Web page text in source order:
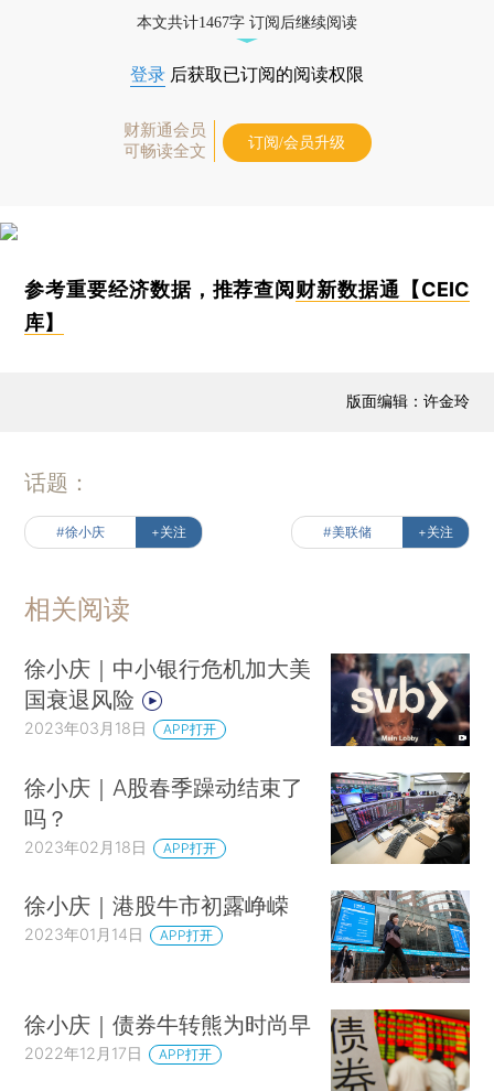
本文共计1467字 订阅后继续阅读
登录 后获取已订阅的阅读权限
财新通会员
可畅读全文
订阅/会员升级
参考重要经济数据，推荐查阅财新数据通【CEIC
库】
版面编辑：许金玲
话题：
#徐小庆 +关注 #美联储 +关注
相关阅读
徐小庆｜中小银行危机加大美
国衰退风险
2023年03月18日 APP打开
徐小庆｜A股春季躁动结束了
吗？
2023年02月18日 APP打开
徐小庆｜港股牛市初露峥嵘
2023年01月14日 APP打开
徐小庆｜债券牛转熊为时尚早
2022年12月17日 APP打开